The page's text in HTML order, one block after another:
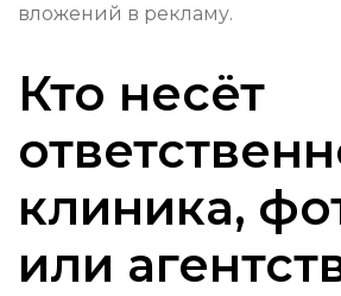
вложений в рекламу.
Кто несёт
клиника,
или